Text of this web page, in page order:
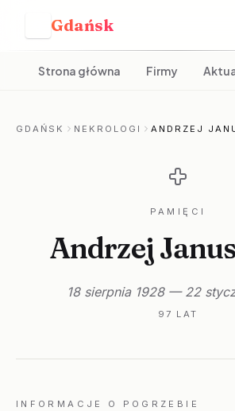
Gdańsk
Strona główna Firmy
GDAŃSK NEKROLOGI ANDRZEJ
PAMIĘCI
Andrzej
18 sierpnia 1928 — 22
97 LAT
INFORMACJE O POGRZEBIE